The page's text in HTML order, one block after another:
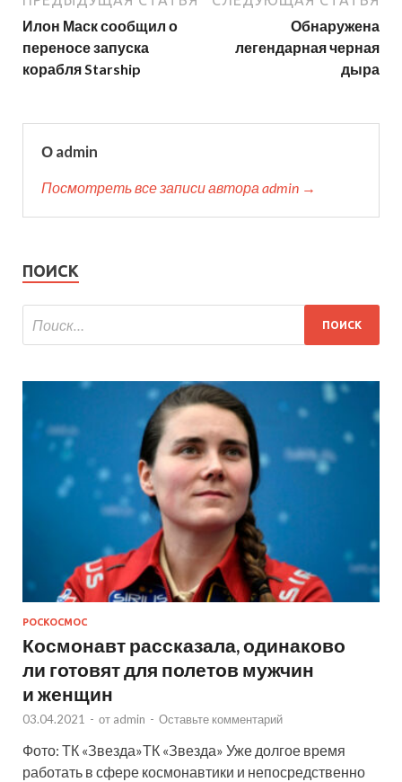
Илон Маск сообщил о
переносе запуска
корабля Starship
Обнаружена
легендарная черная
дыра
О admin
Посмотреть все записи автора admin →
ПОИСК
РОСКОСМОС
Космонавт рассказала, одинаково
ли готовят для полетов мужчин
и женщин
03.04.2021 - от admin - Оставьте комментарий
Фото: ТК «Звезда»ТК «Звезда» Уже долгое время
работать в сфере космонавтики и непосредственно